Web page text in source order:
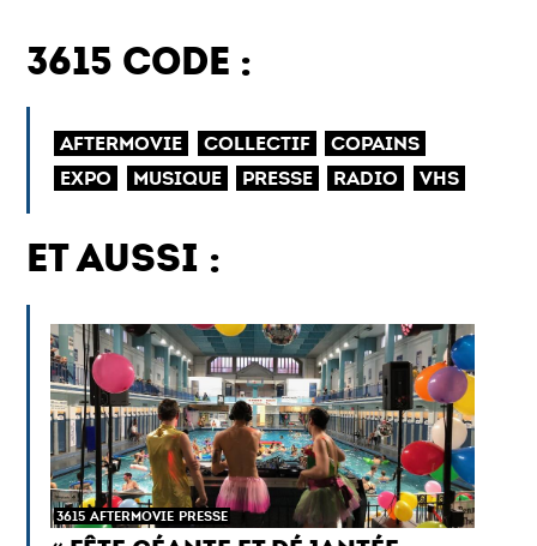
3615 CODE :
AFTERMOVIE COLLECTIF
COPAINS
EXPO
MUSIQUE PRESSE RADIO VHS
ET AUSSI :
3615 AFTERMOVIE PRESSE